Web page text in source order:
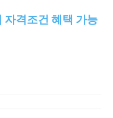
자격조건 혜택 가능